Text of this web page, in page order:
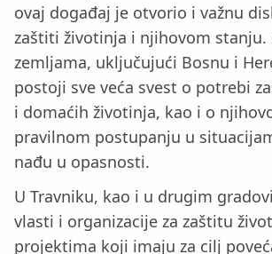
ovaj događaj je otvorio i važnu
zaštiti životinja i njihovom stanju.
zemljama, uključujući Bosnu i
postoji sve veća svest o potrebi
i domaćih životinja, kao i o
pravilnom postupanju u
nađu u opasnosti.
U Travniku, kao i u drugim
vlasti i organizacije za zaštitu
projektima koji imaju za cilj